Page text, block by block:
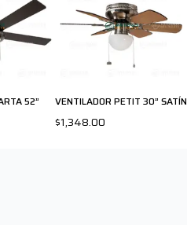
52” VENTILADOR PETIT 30” SATÍN
$1,348.00